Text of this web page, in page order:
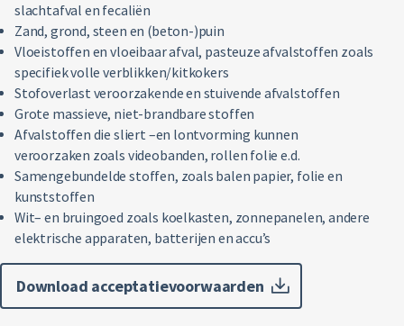
slachtafval en fecaliën
Zand, grond, steen en (beton-)puin
Vloeistoffen en vloeibaar afval, pasteuze afvalstoffen zoals
specifiek volle verblikken/kitkokers
Stofoverlast veroorzakende en stuivende afvalstoffen
Grote massieve, niet-brandbare stoffen
Afvalstoffen die sliert –en lontvorming kunnen
veroorzaken zoals videobanden, rollen folie e.d.
Samengebundelde stoffen, zoals balen papier, folie en
kunststoffen
Wit– en bruingoed zoals koelkasten, zonnepanelen, andere
elektrische apparaten, batterijen en accu’s
Download acceptatievoorwaarden